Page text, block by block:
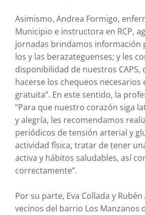
Asimismo, Andrea Formigo,
Municipio e instructora en RCP,
jornadas brindamos información
los y las berazateguenses; y les
disponibilidad de nuestros CAPS,
hacerse los chequeos necesarios
gratuita”. En este sentido, la
“Para que nuestro corazón siga
y alegría, les recomendamos
periódicos de tensión arterial y
actividad física, tratar de tener
activa y hábitos saludables, así
correctamente”.
Por su parte, Eva Collada y
vecinos del barrio Los Manzanos